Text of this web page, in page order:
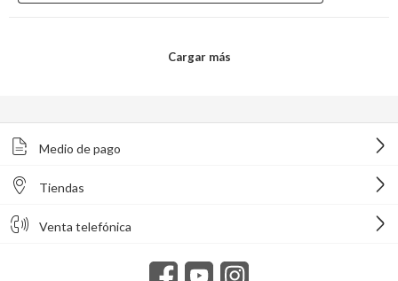
Medio de pago
Tiendas
Venta telefónica